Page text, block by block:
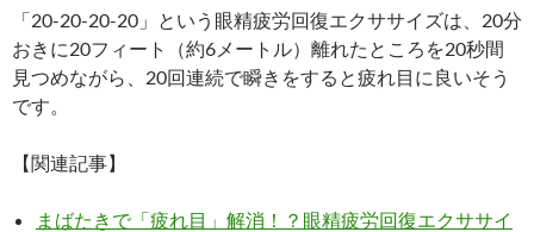
「20-20-20-20」という眼精疲労回復エクササイズは、20分
おきに20フィート（約6メートル）離れたところを20秒間
見つめながら、20回連続で瞬きをすると疲れ目に良いそう
です。
【関連記事】
まばたきで「疲れ目」解消！？眼精疲労回復エクササイ